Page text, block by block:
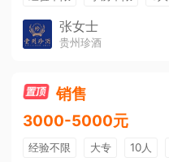
张女士
贵州珍酒
销售
3000-5000元
经验不限 大专 10人